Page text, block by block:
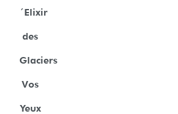
´Elixir
des
Glaciers
Vos
Yeux